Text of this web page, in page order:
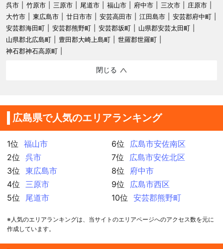
呉市
竹原市 三原市 尾道市 福山市 府中市 三次市
庄原市
大竹市
東広島市 廿日市市 安芸高田市 江田島市
安芸郡府中町
安芸郡海田町
安芸郡熊野町 安芸郡坂町
山県郡安芸太田町
山県郡北広島町
豊田郡大崎上島町
世羅郡世羅町
神石郡神石高原町
閉じる
広島県で人気のエリアランキング
1位
福山市
2位
呉市
3位
東広島市
4位
三原市
5位
尾道市
6位
広島市安佐南区
7位
広島市安佐北区
8位
府中市
9位
広島市西区
10位
安芸郡熊野町
※人気のエリアランキングは、当サイトのエリアページへのアクセス数を元に
作成しています。